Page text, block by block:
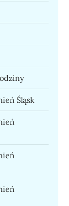
Śląsk